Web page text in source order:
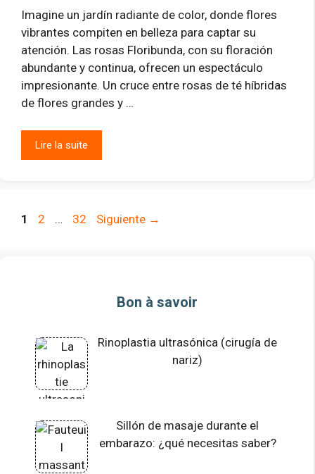
Imagine un jardín radiante de color, donde flores
vibrantes compiten en belleza para captar su
atención. Las rosas Floribunda, con su floración
abundante y continua, ofrecen un espectáculo
impresionante. Un cruce entre rosas de té híbridas
de flores grandes y …
Lire la suite
Página
1 Página
2 … Página
32 Siguiente →
Bon à savoir
Rinoplastia ultrasónica (cirugía de
nariz)
Sillón de masaje durante el
embarazo: ¿qué necesitas saber?